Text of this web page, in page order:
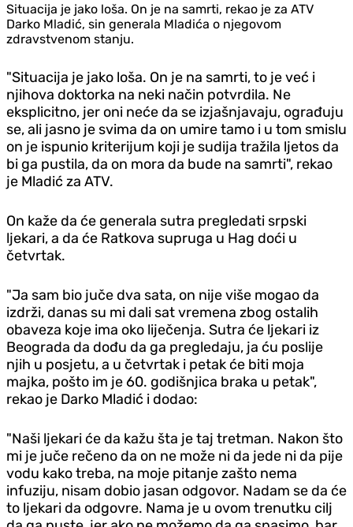
Situacija je jako loša. On je na samrti, rekao je za ATV
Darko Mladić, sin generala Mladića o njegovom
zdravstvenom stanju.
"Situacija je jako loša. On je na samrti, to je već i
njihova doktorka na neki način potvrdila. Ne
eksplicitno, jer oni neće da se izjašnjavaju, ograđuju
se, ali jasno je svima da on umire tamo i u tom smislu
on je ispunio kriterijum koji je sudija tražila ljetos da
bi ga pustila, da on mora da bude na samrti", rekao
je Mladić za ATV.
On kaže da će generala sutra pregledati srpski
ljekari, a da će Ratkova supruga u Hag doći u
četvrtak.
"Ja sam bio juče dva sata, on nije više mogao da
izdrži, danas su mi dali sat vremena zbog ostalih
obaveza koje ima oko liječenja. Sutra će ljekari iz
Beograda da dođu da ga pregledaju, ja ću poslije
njih u posjetu, a u četvrtak i petak će biti moja
majka, pošto im je 60. godišnjica braka u petak",
rekao je Darko Mladić i dodao:
"Naši ljekari će da kažu šta je taj tretman. Nakon što
mi je juče rečeno da on ne može ni da jede ni da pije
vodu kako treba, na moje pitanje zašto nema
infuziju, nisam dobio jasan odgovor. Nadam se da će
to ljekari da odgovre. Nama je u ovom trenutku cilj